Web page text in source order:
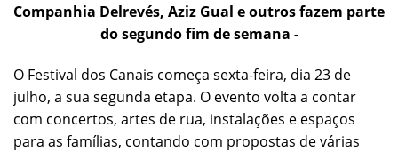
Companhia Delrevés, Aziz Gual e outros fazem parte
do segundo fim de semana -
O Festival dos Canais começa sexta-feira, dia 23 de
julho, a sua segunda etapa. O evento volta a contar
com concertos, artes de rua, instalações e espaços
para as famílias, contando com propostas de várias